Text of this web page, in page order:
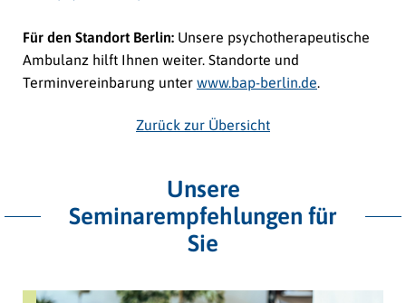
Für den Standort Berlin: Unsere psychotherapeutische
Ambulanz hilft Ihnen weiter. Standorte und
Terminvereinbarung unter www.bap-berlin.de.
Zurück zur Übersicht
Unsere
Seminarempfehlungen für
Sie